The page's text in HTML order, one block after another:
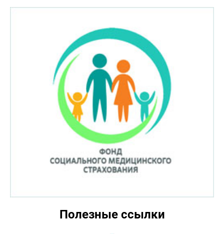
Полезные ссылки